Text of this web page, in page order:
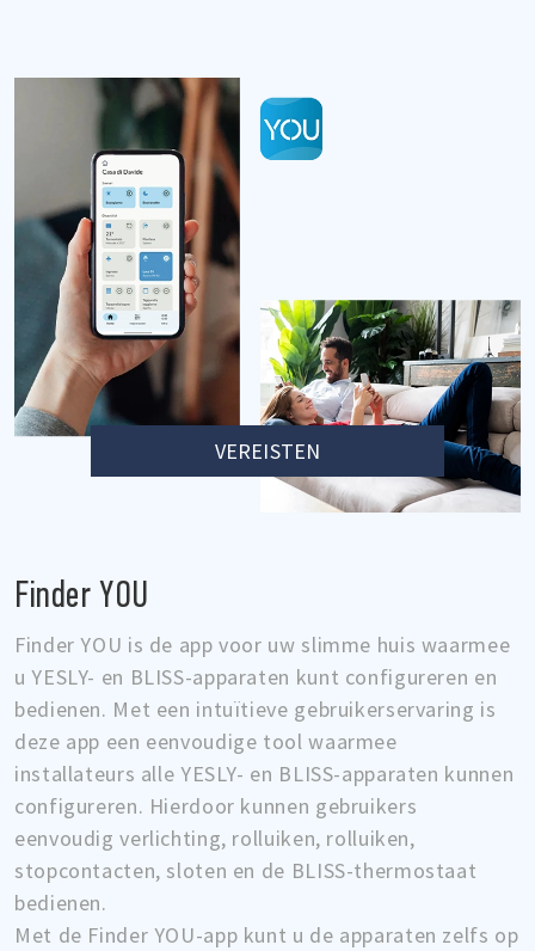
Finder YOU
Finder YOU is de app voor uw slimme huis waarmee
u YESLY- en BLISS-apparaten kunt configureren en
bedienen. Met een intuïtieve gebruikerservaring is
deze app een eenvoudige tool waarmee
installateurs alle YESLY- en BLISS-apparaten kunnen
configureren. Hierdoor kunnen gebruikers
eenvoudig verlichting, rolluiken, rolluiken,
stopcontacten, sloten en de BLISS-thermostaat
bedienen.
Met de Finder YOU-app kunt u de apparaten zelfs op
VEREISTEN